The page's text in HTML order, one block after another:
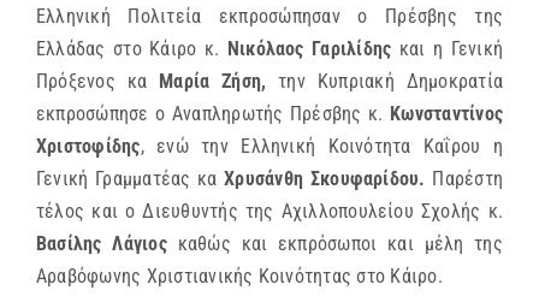
Ελληνική Πολιτεία εκπροσώπησαν ο Πρέσβης της
Ελλάδας στο Κάιρο κ. Νικόλαος Γαριλίδης και η Γενική
Πρόξενος κα Μαρία Ζήση, την Κυπριακή Δημοκρατία
εκπροσώπησε ο Αναπληρωτής Πρέσβης κ. Κωνσταντίνος
Χριστοφίδης, ενώ την Ελληνική Κοινότητα Καΐρου η
Γενική Γραμματέας καΧρυσάνθη Σκουφαρίδου. Παρέστη
τέλος και ο Διευθυντής της Αχιλλοπουλείου Σχολής κ.
Βασίλης Λάγιοςκαθώς και εκπρόσωποι και μέλη της
Αραβόφωνης Χριστιανικής Κοινότητας στο Κάιρο.